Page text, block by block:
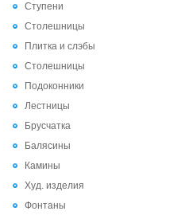
Ступени
Столешницы
Плитка и слэбы
Столешницы
Подоконники
Лестницы
Брусчатка
Балясины
Камины
Худ. изделия
Фонтаны